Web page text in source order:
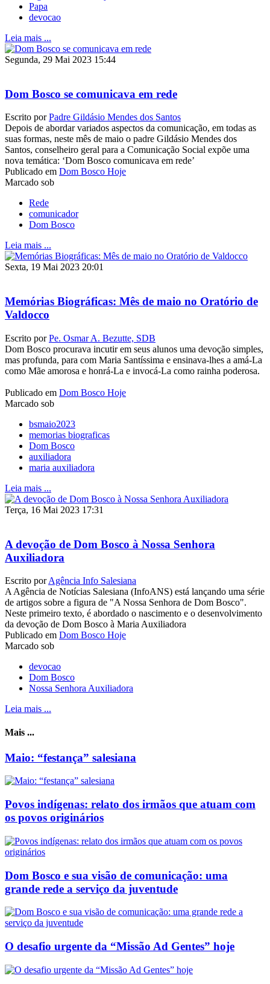
Papa
devocao
Leia mais ...
Segunda, 29 Mai 2023 15:44
Dom Bosco se comunicava em rede
Escrito porPadre Gildásio Mendes dos Santos
Depois de abordar variados aspectos da comunicação, em todas as
suas formas, neste mês de maio o padre Gildásio Mendes dos
Santos, conselheiro geral para a Comunicação Social expõe uma
nova temática: ‘Dom Bosco comunicava em rede’
Publicado em Dom Bosco Hoje
Marcado sob
Rede
comunicador
Dom Bosco
Leia mais ...
Sexta, 19 Mai 2023 20:01
Memórias Biográficas: Mês de maio no Oratório de
Valdocco
Escrito porPe. Osmar A. Bezutte, SDB
Dom Bosco procurava incutir em seus alunos uma devoção simples,
mas profunda, para com Maria Santíssima e ensinava-lhes a amá-La
como Mãe amorosa e honrá-La e invocá-La como rainha poderosa.
Publicado em Dom Bosco Hoje
Marcado sob
bsmaio2023
memorias biograficas
Dom Bosco
auxiliadora
maria auxiliadora
Leia mais ...
Terça, 16 Mai 2023 17:31
A devoção de Dom Bosco à Nossa Senhora
Auxiliadora
Escrito porAgência Info Salesiana
A Agência de Notícias Salesiana (InfoANS) está lançando uma série
de artigos sobre a figura de "A Nossa Senhora de Dom Bosco".
Neste primeiro texto, é abordado o nascimento e o desenvolvimento
da devoção de Dom Bosco à Maria Auxiliadora
Publicado em Dom Bosco Hoje
Marcado sob
devocao
Dom Bosco
Nossa Senhora Auxiliadora
Leia mais ...
Mais ...
Maio: “festança” salesiana
Povos indígenas: relato dos irmãos que atuam com
os povos originários
Dom Bosco e sua visão de comunicação: uma
grande rede a serviço da juventude
O desafio urgente da “Missão Ad Gentes” hoje